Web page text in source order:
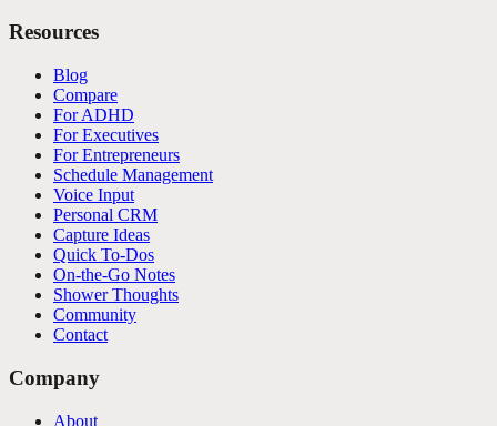
Resources
Blog
Compare
For ADHD
For Executives
For Entrepreneurs
Schedule Management
Voice Input
Personal CRM
Capture Ideas
Quick To-Dos
On-the-Go Notes
Shower Thoughts
Community
Contact
Company
About